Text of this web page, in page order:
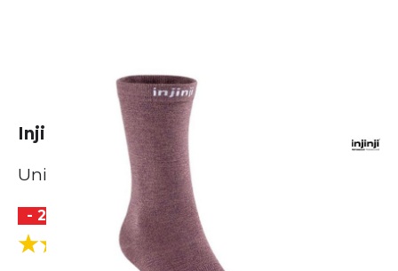
Injinji Liner Crew
Unisex
- 20 %
4.0 (2 Bewertungen)